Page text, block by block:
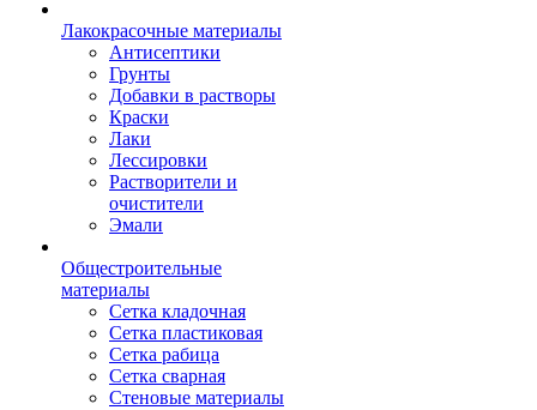
Лакокрасочные материалы
Антисептики
Грунты
Добавки в растворы
Краски
Лаки
Лессировки
Растворители и
очистители
Эмали
Общестроительные
материалы
Сетка кладочная
Сетка пластиковая
Сетка рабица
Сетка сварная
Стеновые материалы